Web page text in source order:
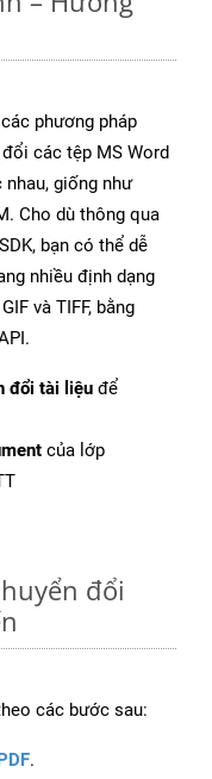
phương pháp
các tệp MS Word
nhau, giống như
Cho dù thông qua
bạn có thể dễ
nhiều định dạng
và TIFF, bằng
đổi tài liệu để
của lớp
đổi
các bước sau:
.